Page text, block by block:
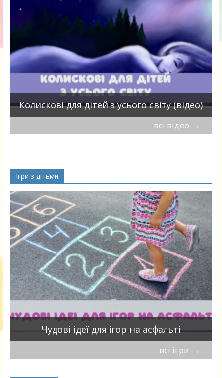
Колискові для дітей з усього світу (відео)
всі відео →
Ігри з дітьми
Чудові ідеї для ігор на асфальті
всі ігри →